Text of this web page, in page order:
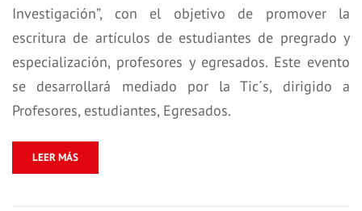
Investigación”, con el objetivo de promover la
escritura de artículos de estudiantes de pregrado y
especialización, profesores y egresados. Este evento
se desarrollará mediado por la Tic´s, dirigido a
Profesores, estudiantes, Egresados.
LEER MÁS